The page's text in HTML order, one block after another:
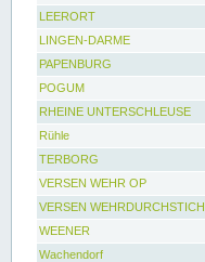
LEERORT
LINGEN-DARME
PAPENBURG
POGUM
RHEINE UNTERSCHLEUSE
Rühle
TERBORG
VERSEN WEHR OP
VERSEN WEHRDURCHSTICH
WEENER
Wachendorf